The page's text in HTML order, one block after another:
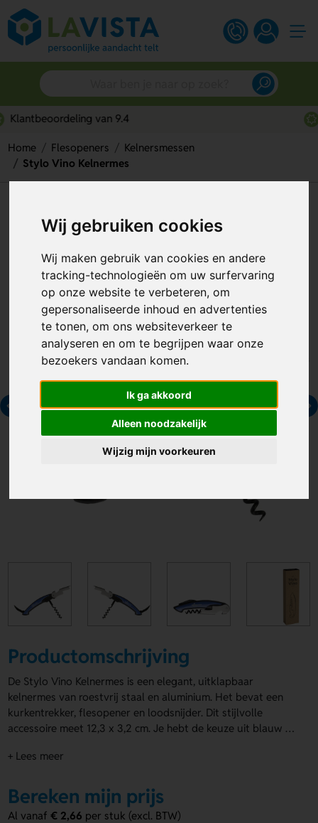
Wij gebruiken cookies
Wij maken gebruik van cookies en andere
tracking-technologieën om uw surfervaring
op onze website te verbeteren, om
gepersonaliseerde inhoud en advertenties
te tonen, om ons websiteverkeer te
analyseren en om te begrijpen waar onze
bezoekers vandaan komen.
Ik ga akkoord
Alleen noodzakelijk
Wijzig mijn voorkeuren
Snelle persoonlijke service
Home Flesopeners
Kelnersmessen
Stylo Vino Kelnermes
Artikelnummer:58610
Productomschrijving
De Stylo Vino Kelnermes is een elegant, uitklapbaar
kelnermes van roestvrij staal en aluminium. Het bevat een
kurkentrekker, flesopener en loodsnijder. Dit stijlvolle
accessoire meet 12,3 x 3,2 cm. Je hebt de keuze uit blauw of
achterzijde van de handgreep. Met deze
schitteren met dit praktische en stijlvolle kelnermes!
+ Lees meer
Bereken mijn prijs
Al vanaf€ 2,66 per stuk (excl. BTW)